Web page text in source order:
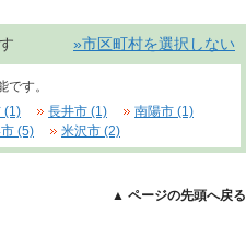
»市区町村を選択しない
す。
(1) 長井市 (1)
南陽市 (1)
(5) 米沢市 (2)
▲ ページの先頭へ戻る